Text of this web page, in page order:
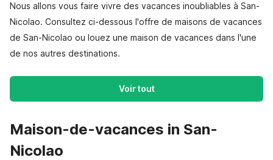
Nous allons vous faire vivre des vacances inoubliables à San-
Nicolao. Consultez ci-dessous l'offre de maisons de vacances
de San-Nicolao ou louez une maison de vacances dans l'une
de nos autres destinations.
Voir tout
Maison-de-vacances in San-
Nicolao